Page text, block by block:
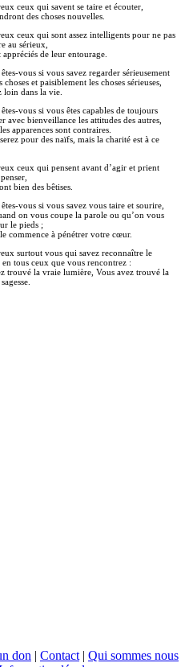
ceux qui savent se taire et écouter,
des choses nouvelles.
ceux qui sont assez intelligents pour ne pas
au sérieux,
appréciés de leur entourage.
vous si vous savez regarder sérieusement
choses et paisiblement les choses sérieuses,
loin dans la vie.
vous si vous êtes capables de toujours
avec bienveillance les attitudes des autres,
apparences sont contraires.
pour des naïfs, mais la charité est à ce
ceux qui pensent avant d’agir et prient
bien des bêtises.
vous si vous savez vous taire et sourire,
on vous coupe la parole ou qu’on vous
le pieds ;
commence à pénétrer votre cœur.
surtout vous qui savez reconnaître le
en tous ceux que vous rencontrez :
trouvé la vraie lumière, Vous avez trouvé la
don | Contact | Qui sommes nous